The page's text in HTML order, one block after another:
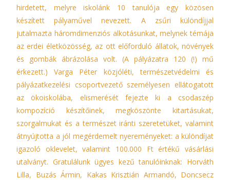
hirdetett, melyre iskolánk 10 tanulója egy közösen
készített pályaművel nevezett. A zsűri különdíjjal
jutalmazta háromdimenziós alkotásunkat, melynek témája
az erdei életközösség, az ott előforduló állatok, növények
és gombák ábrázolása volt. (A pályázatra 120 (!) mű
érkezett.) Varga Péter közjóléti, természetvédelmi és
pályázatkezelési csoportvezető személyesen ellátogatott
az ökoiskolába, elismerését fejezte ki a csodaszép
kompozíció készítőinek, megköszönte kitartásukat,
szorgalmukat és a természet iránti szeretetüket, valamint
átnyújtotta a jól megérdemelt nyereményeket: a különdíjat
igazoló oklevelet, valamint 100.000 Ft értékű vásárlási
utalványt. Gratulálunk ügyes kezű tanulóinknak: Horváth
Lilla, Buzás Ármin, Kakas Krisztián Armandó, Doncsecz